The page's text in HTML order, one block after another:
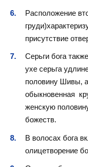
Расположение
присутствие
Серьги бога
ухе серьга
половину Шивы,
обыкновенная
женскую
божеств.
В волосах бога
олицетворение